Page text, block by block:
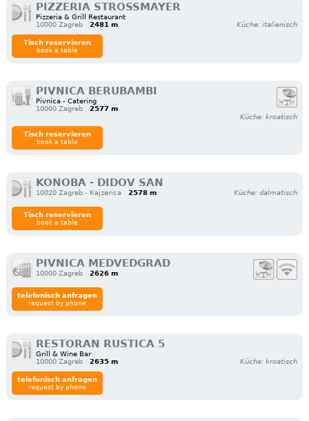
PIZZERIA STROSSMAYER
Pizzeria & Grill Restaurant
10000 Zagreb
2481 m Küche: italienisch
Tisch reservieren
book a table
PIVNICA BERUBAMBI
Pivnica - Catering
10000 Zagreb
2577 m
Küche: kroatisch
Tisch reservieren
book a table
KONOBA - DIDOV SAN
10020 Zagreb - Kajzerica 2578 m Küche: dalmatisch
Tisch reservieren
book a table
PIVNICA MEDVEDGRAD
10000 Zagreb 2626 m
telefonisch anfragen
request by phone
RESTORAN RUSTICA 5
Grill & Wine Bar
10000 Zagreb
2635 m Küche: kroatisch
telefonisch anfragen
request by phone